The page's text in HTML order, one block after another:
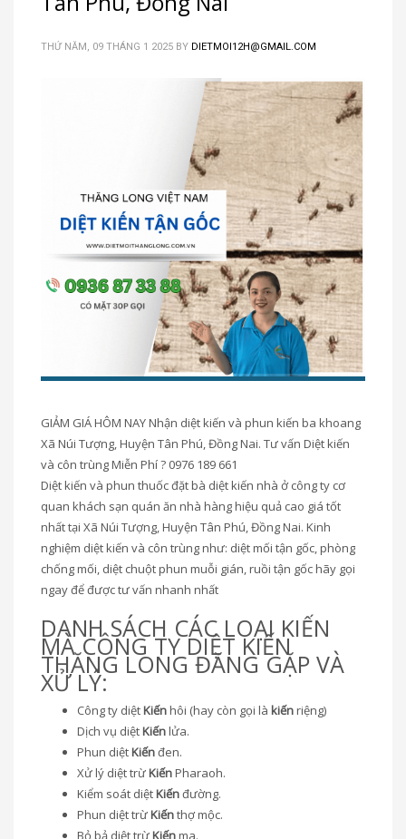
THỨ NĂM, 09 THÁNG 1 2025 BY DIETMOI12H@GMAIL.COM
GIẢM GIÁ HÔM NAY Nhận diệt kiến và phun kiến ba khoang
Xã Núi Tượng, Huyện Tân Phú, Đồng Nai. Tư vấn Diệt kiến
và côn trùng Miễn Phí ? 0976 189 661
Diệt kiến và phun thuốc đặt bà diệt kiến nhà ở công ty cơ
quan khách sạn quán ăn nhà hàng hiệu quả cao giá tốt
nhất tại Xã Núi Tượng, Huyện Tân Phú, Đồng Nai. Kinh
nghiệm diệt kiến và côn trùng như: diệt mối tận gốc, phòng
chống mối, diệt chuột phun muỗi gián, ruồi tận gốc hãy gọi
ngay để được tư vấn nhanh nhất
DANH SÁCH CÁC LOẠI KIẾN
MÀ CÔNG TY DIỆT KIẾN
THĂNG LONG ĐĂNG GẶP VÀ
XỬ LÝ:
Công ty diệtKiếnhôi (hay còn gọi là kiếnriệng)
Dịch vụ diệtKiếnlửa.
Phun diệtKiếnđen.
Xử lý diệt trừKiếnPharaoh.
Kiểm soát diệtKiếnđường.
Phun diệt trừKiếnthợ mộc.
Bỏ bả diệt trừKiếnma.